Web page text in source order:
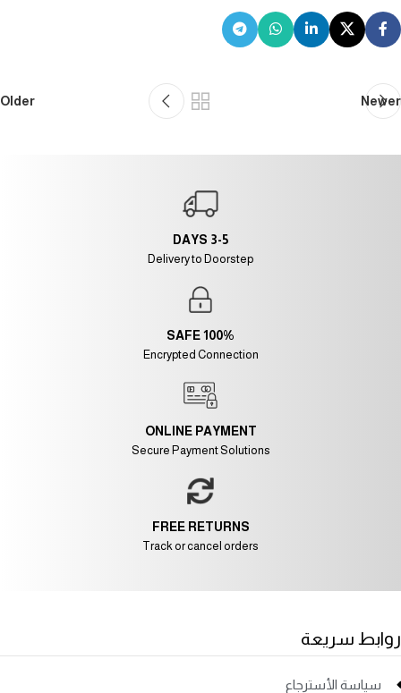
Newer
Older
FREE RETURNS
Track or cancel orders
ONLINE PAYMENT
Secure Payment Solutions
100% SAFE
Encrypted Connection
3-5 DAYS
Delivery to Doorstep
روابط سريعة
سياسة الأسترجاع